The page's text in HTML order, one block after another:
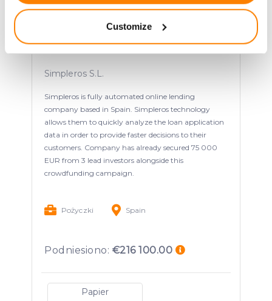
location which can be accurate to within several
Identify your device by actively scanning it for
Find out more about how your personal data is processed
We use cookies to provide website functionality, analyse
traffic data, display customized page content and
advertising. See more in our Cookies policy.
Customize
Automated online lending
Simpleros S.L.
Simpleros is fully automated online lending
company based in Spain. Simpleros technology
allows them to quickly analyze the loan application
data in order to provide faster decisions to their
customers. Company has already secured 75 000
EUR from 3 lead investors alongside this
crowdfunding campaign.
Pożyczki Spain
Podniesiono: €216 100.00
Papier